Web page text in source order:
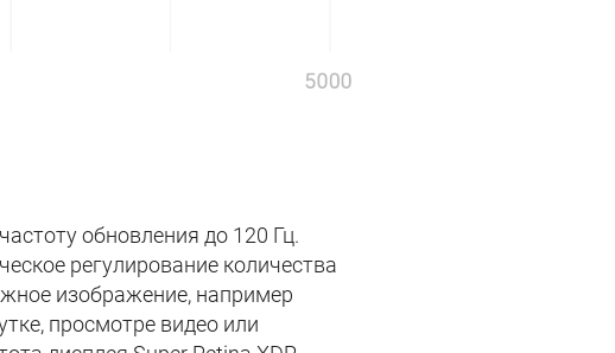
обновления до 120 Гц.
регулирование количества
изображение, например
просмотре видео или